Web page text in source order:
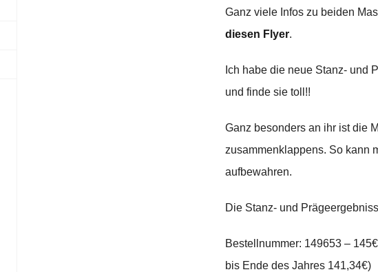
Ganz viele Infos zu beiden
diesen Flyer.
Ich habe die neue Stanz- und
und finde sie toll!!
Ganz besonders an ihr ist die
zusammenklappens. So kann
aufbewahren.
Die Stanz- und
Bestellnummer: 149653 –
bis Ende des Jahres 141,34€)